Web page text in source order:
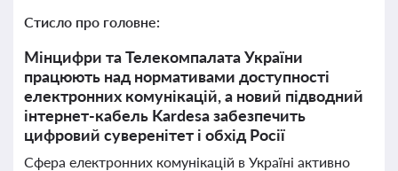
Стисло про головне:
Мінцифри та Телекомпалата України
працюють над нормативами доступності
електронних комунікацій, а новий підводний
інтернет-кабель Kardesa забезпечить
цифровий суверенітет і обхід Росії
Сфера електронних комунікацій в Україні активно